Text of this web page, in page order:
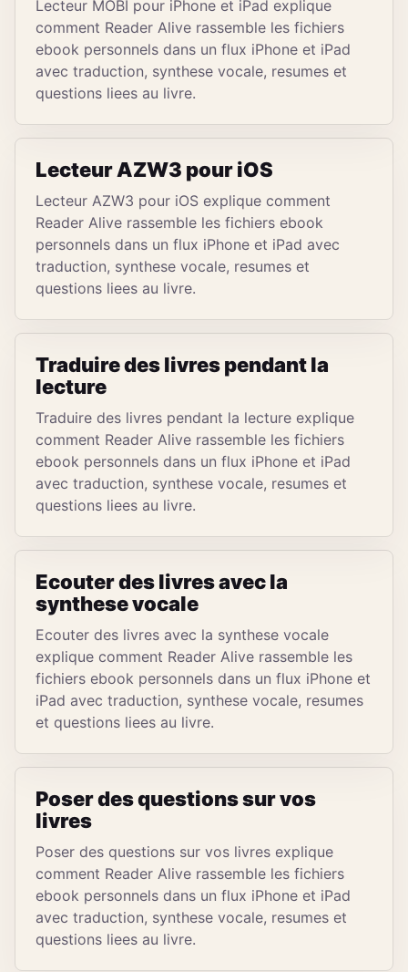
Lecteur MOBI pour iPhone et iPad explique
comment Reader Alive rassemble les fichiers
ebook personnels dans un flux iPhone et iPad
avec traduction, synthese vocale, resumes et
questions liees au livre.
Lecteur AZW3 pour iOS
Lecteur AZW3 pour iOS explique comment
Reader Alive rassemble les fichiers ebook
personnels dans un flux iPhone et iPad avec
traduction, synthese vocale, resumes et
questions liees au livre.
Traduire des livres pendant la
lecture
Traduire des livres pendant la lecture explique
comment Reader Alive rassemble les fichiers
ebook personnels dans un flux iPhone et iPad
avec traduction, synthese vocale, resumes et
questions liees au livre.
Ecouter des livres avec la
synthese vocale
Ecouter des livres avec la synthese vocale
explique comment Reader Alive rassemble les
fichiers ebook personnels dans un flux iPhone et
iPad avec traduction, synthese vocale, resumes
et questions liees au livre.
Poser des questions sur vos
livres
Poser des questions sur vos livres explique
comment Reader Alive rassemble les fichiers
ebook personnels dans un flux iPhone et iPad
avec traduction, synthese vocale, resumes et
questions liees au livre.